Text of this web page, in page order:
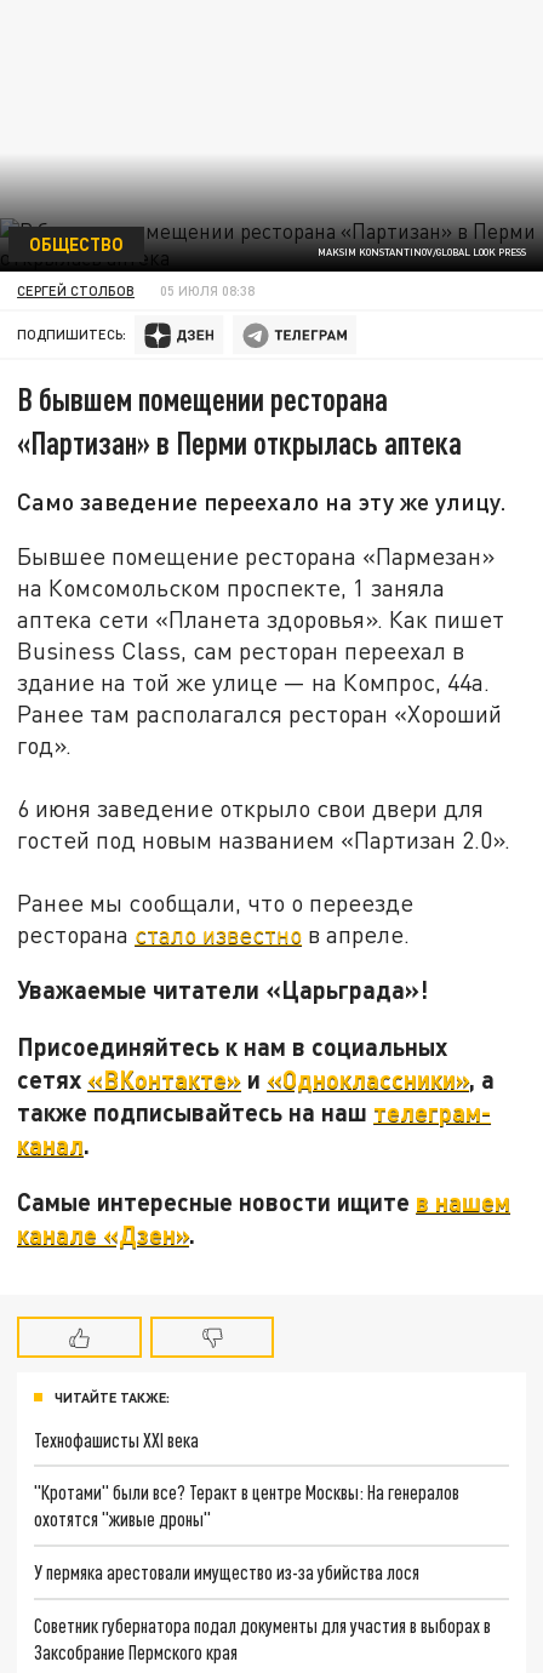
MAKSIM KONSTANTINOV/GLOBAL LOOK PRESS
ОБЩЕСТВО
СЕРГЕЙ СТОЛБОВ 05 ИЮЛЯ 08:38
ПОДПИШИТЕСЬ:
В бывшем помещении ресторана
«Партизан» в Перми открылась аптека
Само заведение переехало на эту же улицу.
Бывшее помещение ресторана «Пармезан»
на Комсомольском проспекте, 1 заняла
аптека сети «Планета здоровья». Как пишет
Business Class, сам ресторан переехал в
здание на той же улице — на Компрос, 44а.
Ранее там располагался ресторан «Хороший
год».
6 июня заведение открыло свои двери для
гостей под новым названием «Партизан 2.0».
Ранее мы сообщали, что о переезде
ресторана стало известно в апреле.
Уважаемые читатели «Царьграда»!
Присоединяйтесь к нам в социальных
сетях «ВКонтакте» и «Одноклассники», а
также подписывайтесь на наш телеграм-
канал.
Самые интересные новости ищите в нашем
канале «Дзен».
ЧИТАЙТЕ ТАКЖЕ:
Технофашисты XXI века
"Кротами" были все? Теракт в центре Москвы: На генералов
охотятся "живые дроны"
У пермяка арестовали имущество из-за убийства лося
Советник губернатора подал документы для участия в выборах в
Заксобрание Пермского края